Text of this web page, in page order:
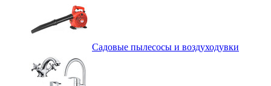
Садовые пылесосы и воздуходувки